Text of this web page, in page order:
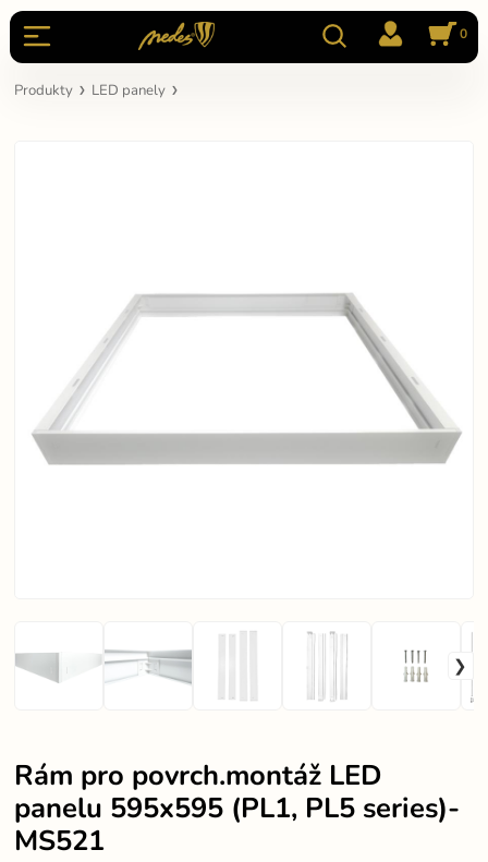
0
Produkty LED panely
Rám pro povrch.montáž LED
panelu 595x595 (PL1, PL5 series)-
MS521